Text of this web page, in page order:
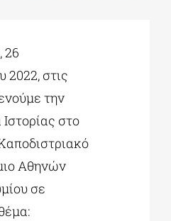
26
2022, στις
την
στο
Αθηνών
σε